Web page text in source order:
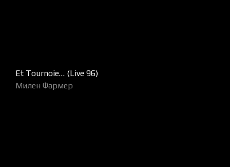
Et Tournoie… (Live 96)
Милен Фармер